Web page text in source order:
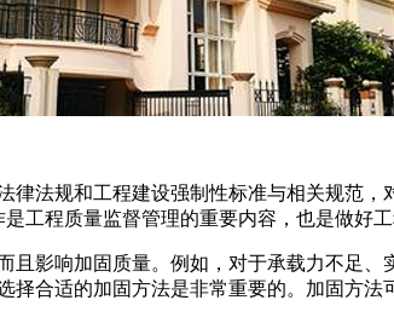
规和工程建设强制性标准与相关规范，
工程质量监督管理的重要内容，也是做好
影响加固质量。例如，对于承载力不足
合适的加固方法是非常重要的。加固方